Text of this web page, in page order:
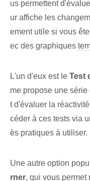
us permettent
ur affiche les
ement utile si vous
ec des graphiques
L'un d'eux est le Test
me propose une
t d'évaluer la
céder à ces tests via
ès pratiques à utiliser.
Une autre option
rner, qui vous permet